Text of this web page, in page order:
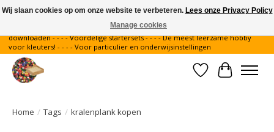
Gratis verzending binnen Nederland - - - - Legvoorbeelden gratis te
downloaden - - - - Voordelige startersets - - - - De meest leerzame hobby
voor kleuters! - - - - Voor particulier en onderwijsinstellingen
Verlanglijst
Home / Tags / kralenplank kopen
Wij slaan cookies op om onze website te verbeteren. Lees onze Privacy Policy
Manage cookies